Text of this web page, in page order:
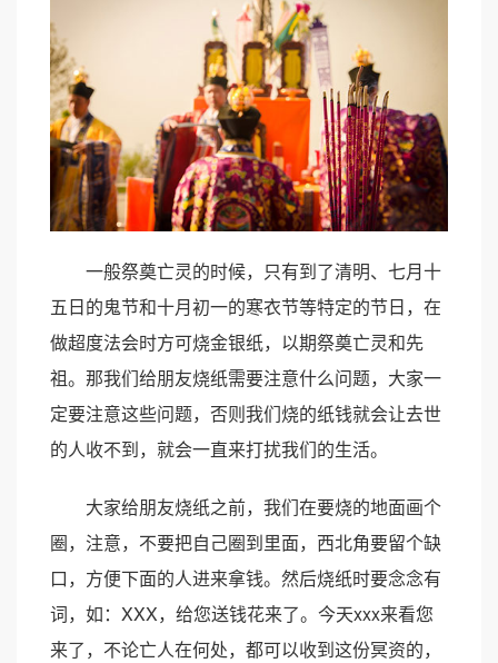
一般祭奠亡灵的时候，只有到了清明、七月十
五日的鬼节和十月初一的寒衣节等特定的节日，在
做超度法会时方可烧金银纸，以期祭奠亡灵和先
祖。那我们给朋友烧纸需要注意什么问题，大家一
定要注意这些问题，否则我们烧的纸钱就会让去世
的人收不到，就会一直来打扰我们的生活。
大家给朋友烧纸之前，我们在要烧的地面画个
圈，注意，不要把自己圈到里面，西北角要留个缺
口，方便下面的人进来拿钱。然后烧纸时要念念有
词，如：XXX，给您送钱花来了。今天xxx来看您
来了，不论亡人在何处，都可以收到这份冥资的，